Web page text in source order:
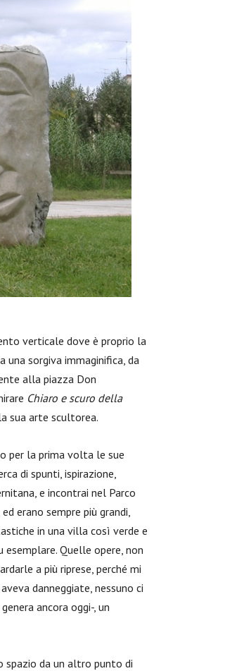
verticale dove è proprio la
sorgiva immaginifica, da
alla piazza Don
Chiaro e scuro della
sua arte scultorea.
per la prima volta le sue
di spunti, ispirazione,
e incontrai nel Parco
erano sempre più grandi,
in una villa così verde e
Quelle opere, non
a più riprese, perché mi
danneggiate, nessuno ci
ancora oggi-, un
da un altro punto di